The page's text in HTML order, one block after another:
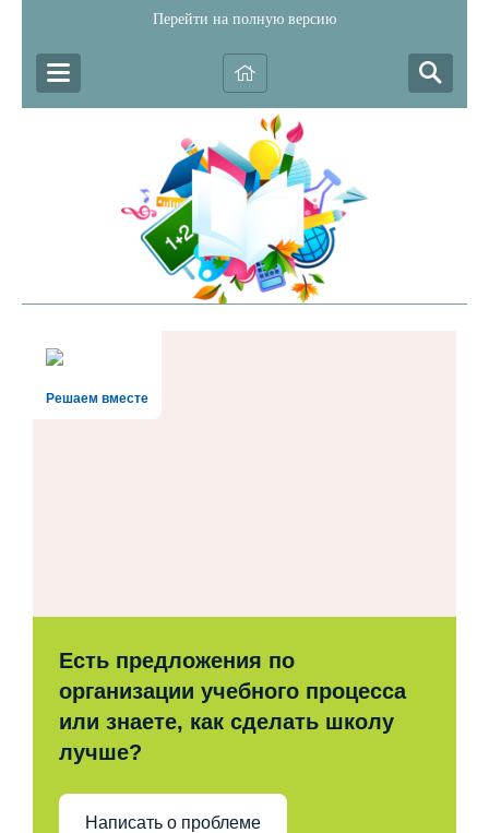
Перейти на полную версию
Решаем вместе
Есть предложения по
организации учебного процесса
или знаете, как сделать школу
лучше?
Написать о проблеме